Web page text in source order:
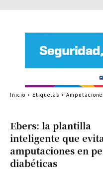
Ebers: la plantilla
inteligente que
amputaciones en
diabéticas
Inicio Etiquetas